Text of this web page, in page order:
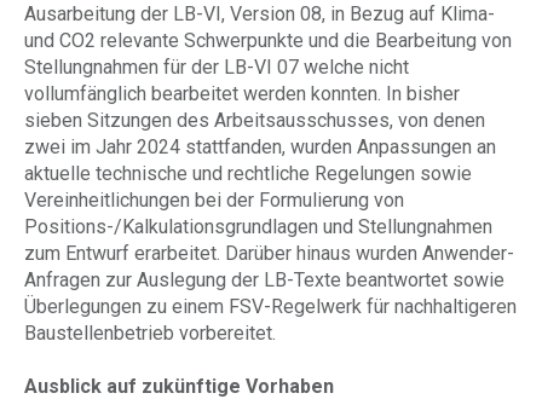
Ausarbeitung der LB-VI, Version 08, in Bezug auf Klima-
und CO2 relevante Schwerpunkte und die Bearbeitung von
Stellungnahmen für der LB-VI 07 welche nicht
vollumfänglich bearbeitet werden konnten. In bisher
sieben Sitzungen des Arbeitsausschusses, von denen
zwei im Jahr 2024 stattfanden, wurden Anpassungen an
aktuelle technische und rechtliche Regelungen sowie
Vereinheitlichungen bei der Formulierung von
Positions-/Kalkulationsgrundlagen und Stellungnahmen
zum Entwurf erarbeitet. Darüber hinaus wurden Anwender-
Anfragen zur Auslegung der LB-Texte beantwortet sowie
Überlegungen zu einem FSV-Regelwerk für nachhaltigeren
Baustellenbetrieb vorbereitet.
Ausblick auf zukünftige Vorhaben